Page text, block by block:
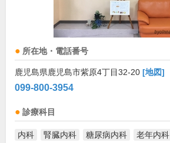
所在地・電話番号
鹿児島県鹿児島市紫原4丁目32-20 [地図]
099-800-3954
診療科目
内科 腎臓内科 糖尿病内科 老年内科